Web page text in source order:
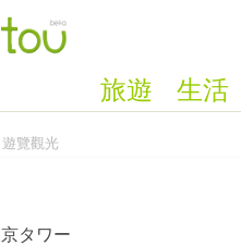
生活
旅遊
遊覽觀光
タワー